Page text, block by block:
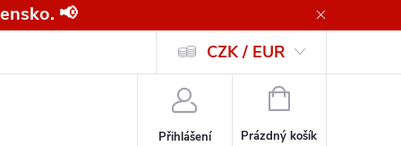
📢
Všeobecné obchodní podmínky pro kupující společnosti
CZK / EUR
Přihlášení
NÁKUPNÍ
Prázdný košík